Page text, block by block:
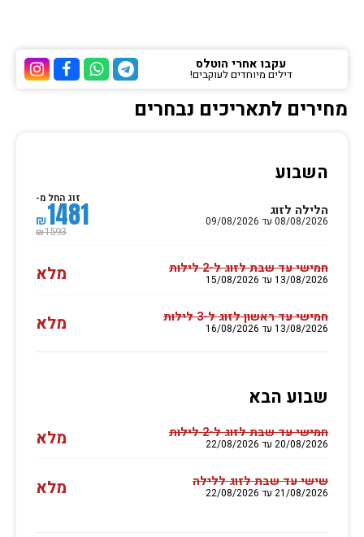
ערוץ ערוץ
ערוץ הוואטסאפ של
ערוץ הטלגרם של הוטלס
עקבו אחרי הוטלס
דילים מיוחדים לעוקבים!
מחירים לתאריכים נבחרים
השבוע
הלילה לזוג
08/08/2026 עד 09/08/2026
זוג החל מ-
₪1481
₪1593
חמישי עד שבת לזוג ל-2 לילות
13/08/2026 עד 15/08/2026 מלא
חמישי עד ראשון לזוג ל-3 לילות
13/08/2026 עד 16/08/2026 מלא
שבוע הבא
חמישי עד שבת לזוג ל-2 לילות
20/08/2026 עד 22/08/2026 מלא
שישי עד שבת לזוג ללילה
21/08/2026 עד 22/08/2026 מלא